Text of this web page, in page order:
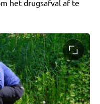
het drugsafval af te